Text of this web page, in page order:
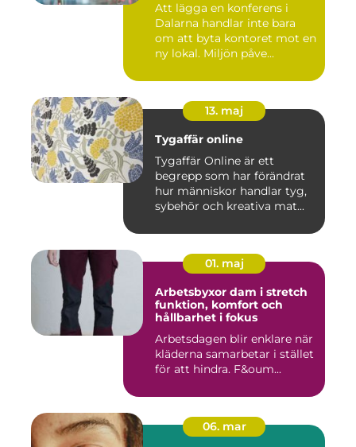
Att lägga en konferens i
Dalarna handlar inte bara
om att byta kontoret mot en
ny lokal. Miljön påve...
13. maj
Tygaffär online
Tygaffär Online är ett
begrepp som har förändrat
hur människor handlar tyg,
sybehör och kreativa mat...
01. maj
Arbetsbyxor dam i stretch
funktion, komfort och
hållbarhet i fokus
Arbetsdagen blir enklare när
kläderna samarbetar i stället
för att hindra. F&oum...
06. mar